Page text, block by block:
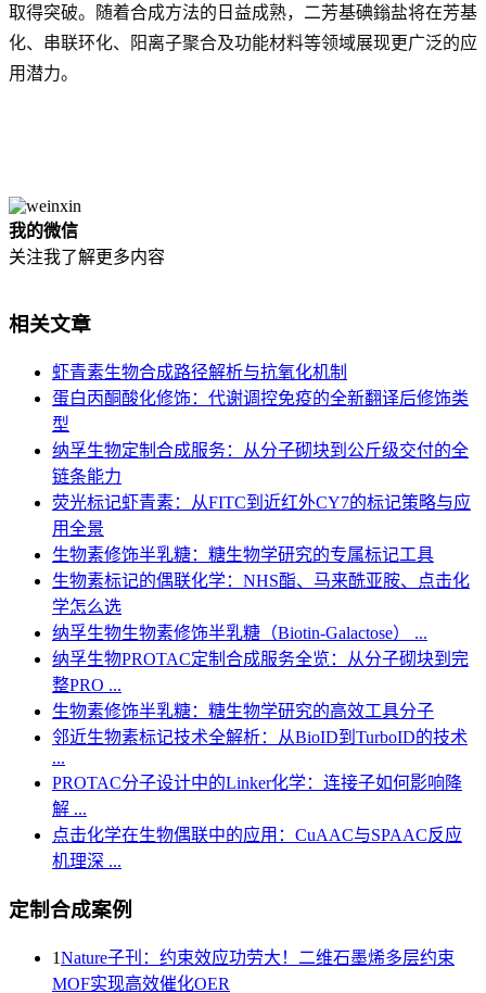
取得突破。随着合成方法的日益成熟，二芳基碘鎓盐将在芳基
化、串联环化、阳离子聚合及功能材料等领域展现更广泛的应
用潜力。
我的微信
关注我了解更多内容
相关文章
虾青素生物合成路径解析与抗氧化机制
蛋白丙酮酸化修饰：代谢调控免疫的全新翻译后修饰类
型
纳孚生物定制合成服务：从分子砌块到公斤级交付的全
链条能力
荧光标记虾青素：从FITC到近红外CY7的标记策略与应
用全景
生物素修饰半乳糖：糖生物学研究的专属标记工具
生物素标记的偶联化学：NHS酯、马来酰亚胺、点击化
学怎么选
纳孚生物生物素修饰半乳糖（Biotin-Galactose） ...
纳孚生物PROTAC定制合成服务全览：从分子砌块到完
整PRO ...
生物素修饰半乳糖：糖生物学研究的高效工具分子
邻近生物素标记技术全解析：从BioID到TurboID的技术
...
PROTAC分子设计中的Linker化学：连接子如何影响降
解 ...
点击化学在生物偶联中的应用：CuAAC与SPAAC反应
机理深 ...
定制合成案例
1Nature子刊：约束效应功劳大！二维石墨烯多层约束
MOF实现高效催化OER